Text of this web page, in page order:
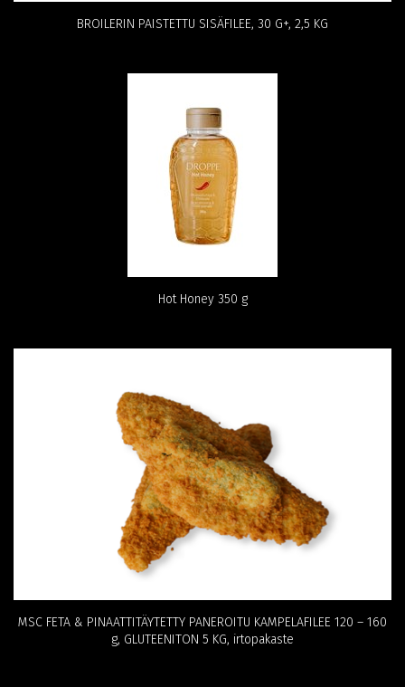
BROILERIN PAISTETTU SISÄFILEE, 30 G+, 2,5 KG
Hot Honey 350 g
MSC FETA & PINAATTITÄYTETTY PANEROITU KAMPELAFILEE 120 – 160
g, GLUTEENITON 5 KG, irtopakaste